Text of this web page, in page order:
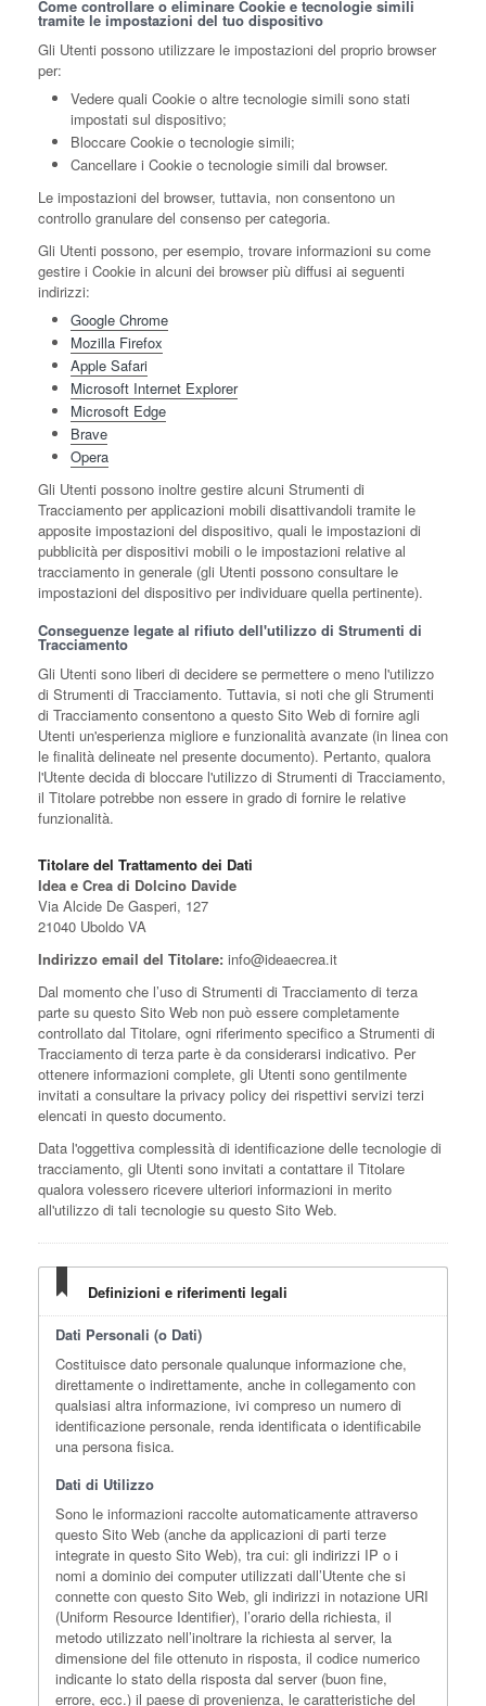
Come controllare o eliminare Cookie e tecnologie simili
tramite le impostazioni del tuo dispositivo
Gli Utenti possono utilizzare le impostazioni del proprio browser
per:
Vedere quali Cookie o altre tecnologie simili sono stati
impostati sul dispositivo;
Bloccare Cookie o tecnologie simili;
Cancellare i Cookie o tecnologie simili dal browser.
Le impostazioni del browser, tuttavia, non consentono un
controllo granulare del consenso per categoria.
Gli Utenti possono, per esempio, trovare informazioni su come
gestire i Cookie in alcuni dei browser più diffusi ai seguenti
indirizzi:
Google Chrome
Mozilla Firefox
Apple Safari
Microsoft Internet Explorer
Microsoft Edge
Brave
Opera
Gli Utenti possono inoltre gestire alcuni Strumenti di
Tracciamento per applicazioni mobili disattivandoli tramite le
apposite impostazioni del dispositivo, quali le impostazioni di
pubblicità per dispositivi mobili o le impostazioni relative al
tracciamento in generale (gli Utenti possono consultare le
impostazioni del dispositivo per individuare quella pertinente).
Conseguenze legate al rifiuto dell'utilizzo di Strumenti di
Tracciamento
Gli Utenti sono liberi di decidere se permettere o meno l'utilizzo
di Strumenti di Tracciamento. Tuttavia, si noti che gli Strumenti
di Tracciamento consentono a questo Sito Web di fornire agli
Utenti un'esperienza migliore e funzionalità avanzate (in linea con
le finalità delineate nel presente documento). Pertanto, qualora
l'Utente decida di bloccare l'utilizzo di Strumenti di Tracciamento,
il Titolare potrebbe non essere in grado di fornire le relative
funzionalità.
Titolare del Trattamento dei Dati
Idea e Crea di Dolcino Davide
Via Alcide De Gasperi, 127
21040 Uboldo VA
Indirizzo email del Titolare: info@ideaecrea.it
Dal momento che l’uso di Strumenti di Tracciamento di terza
parte su questo Sito Web non può essere completamente
controllato dal Titolare, ogni riferimento specifico a Strumenti di
Tracciamento di terza parte è da considerarsi indicativo. Per
ottenere informazioni complete, gli Utenti sono gentilmente
invitati a consultare la privacy policy dei rispettivi servizi terzi
elencati in questo documento.
Data l'oggettiva complessità di identificazione delle tecnologie di
tracciamento, gli Utenti sono invitati a contattare il Titolare
qualora volessero ricevere ulteriori informazioni in merito
all'utilizzo di tali tecnologie su questo Sito Web.
Definizioni e riferimenti legali
Dati Personali (o Dati)
Costituisce dato personale qualunque informazione che,
direttamente o indirettamente, anche in collegamento con
qualsiasi altra informazione, ivi compreso un numero di
identificazione personale, renda identificata o identificabile
una persona fisica.
Dati di Utilizzo
Sono le informazioni raccolte automaticamente attraverso
questo Sito Web (anche da applicazioni di parti terze
integrate in questo Sito Web), tra cui: gli indirizzi IP o i
nomi a dominio dei computer utilizzati dall’Utente che si
connette con questo Sito Web, gli indirizzi in notazione URI
(Uniform Resource Identifier), l’orario della richiesta, il
metodo utilizzato nell’inoltrare la richiesta al server, la
dimensione del file ottenuto in risposta, il codice numerico
indicante lo stato della risposta dal server (buon fine,
errore, ecc.) il paese di provenienza, le caratteristiche del